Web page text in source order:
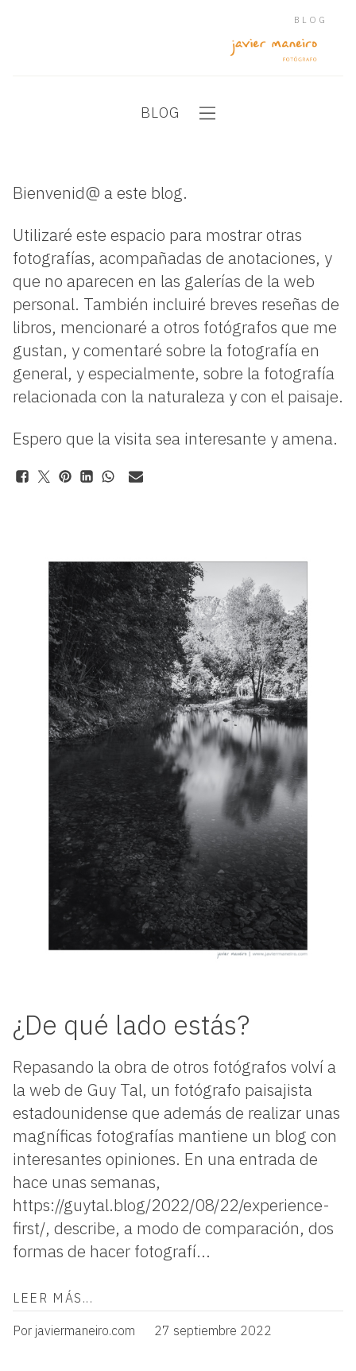
BLOG
BLOG
Bienvenid@ a este blog.
Utilizaré este espacio para mostrar otras
fotografías, acompañadas de anotaciones, y
que no aparecen en las galerías de la web
personal. También incluiré breves reseñas de
libros, mencionaré a otros fotógrafos que me
gustan, y comentaré sobre la fotografía en
general, y especialmente, sobre la fotografía
relacionada con la naturaleza y con el paisaje.
Espero que la visita sea interesante y amena.
¿De qué lado estás?
Repasando la obra de otros fotógrafos volví a
la web de Guy Tal, un fotógrafo paisajista
estadounidense que además de realizar unas
magníficas fotografías mantiene un blog con
interesantes opiniones. En una entrada de
hace unas semanas,
https://guytal.blog/2022/08/22/experience-
first/, describe, a modo de comparación, dos
formas de hacer fotografí...
LEER MÁS...
Por javiermaneiro.com 27 septiembre 2022